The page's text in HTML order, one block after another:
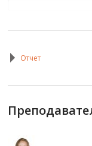
Отчет